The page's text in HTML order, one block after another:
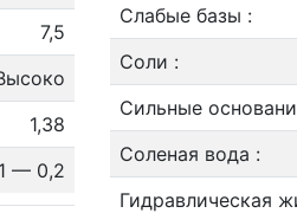
7,5
1,38
— 0,2
Слабые базы :
Соли :
Сильные
Соленая вода :
Гидравлическая